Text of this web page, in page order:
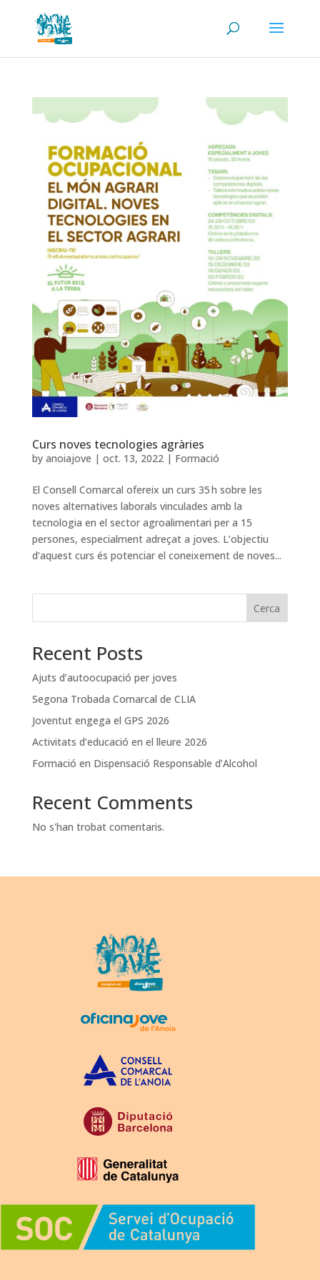
Curs noves tecnologies agràries
by anoiajove | oct. 13, 2022| Formació
El Consell Comarcal ofereix un curs 35 h sobre les
noves alternatives laborals vinculades amb la
tecnologia en el sector agroalimentari per a 15
persones, especialment adreçat a joves. L’objectiu
d’aquest curs és potenciar el coneixement de noves...
Cerca
Recent Posts
Ajuts d’autoocupació per joves
Segona Trobada Comarcal de CLIA
Joventut engega el GPS 2026
Activitats d’educació en el lleure 2026
Formació en Dispensació Responsable d’Alcohol
Recent Comments
No s'han trobat comentaris.